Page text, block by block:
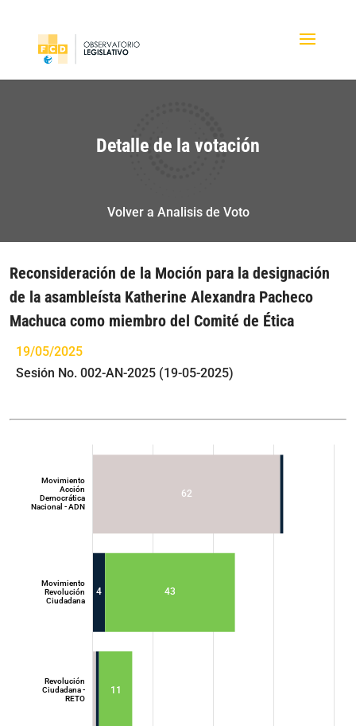
Detalle de la votación
Volver a Analisis de Voto
Reconsideración de la Moción para la designación
de la asambleísta Katherine Alexandra Pacheco
Machuca como miembro del Comité de Ética
19/05/2025
Sesión No. 002-AN-2025 (19-05-2025)
62
4
11
43
Revolución
Ciudadana -
RETO
Movimiento
Revolución
Ciudadana
Movimiento
Acción
Democrática
Nacional - ADN